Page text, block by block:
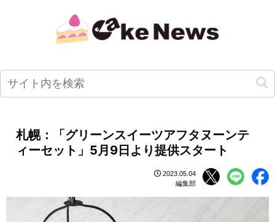
札幌：「グリーンスイーツアフタヌーンテ
ィーセット」5月9日より提供スタート
2023.05.04
編集部